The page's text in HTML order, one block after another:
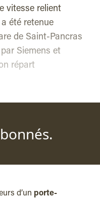
vitesse relient
été retenue
de Saint-Pancras
Siemens et
répart
d’un porte-